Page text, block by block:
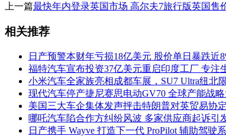
上一篇最快年内登录英国市场 高尔夫7旅行版英国售
相关推荐
日产预警本财年亏损18亿美元 股价单日暴跌近
福特汽车宣布投资37亿美元重启印度工厂 专注
小米汽车全家族亮相成都车展，SU7 Ultra纽北
现代汽车停产捷尼赛思电动GV70 全球产能战
美国三大车企集体发声抨击特朗普对英贸易协
哪吒汽车陷合作方纠纷风波 多家供应商起诉引
日产携手 Wayve 打造下一代 ProPilot 辅助驾驶